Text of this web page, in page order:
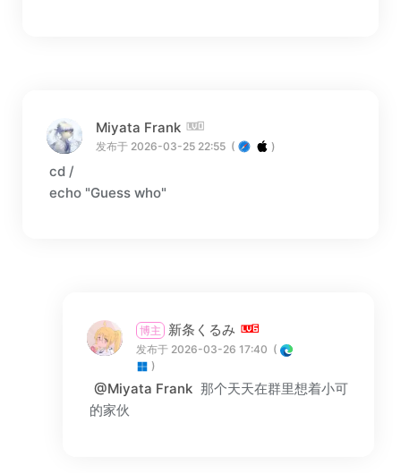
Miyata Frank
发布于 2026-03-25 22:55 ( )
cd /
echo "Guess who"
博主 新条くるみ
发布于 2026-03-26 17:40 (
)
@Miyata Frank 那个天天在群里想着小可
的家伙